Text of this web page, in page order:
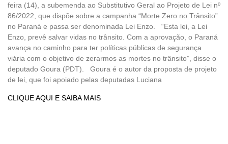
feira (14), a subemenda ao Substitutivo Geral ao Projeto de Lei nº
86/2022, que dispõe sobre a campanha “Morte Zero no Trânsito”
no Paraná e passa ser denominada Lei Enzo. “Esta lei, a Lei
Enzo, prevê salvar vidas no trânsito. Com a aprovação, o Paraná
avança no caminho para ter políticas públicas de segurança
viária com o objetivo de zerarmos as mortes no trânsito”, disse o
deputado Goura (PDT). Goura é o autor da proposta de projeto
de lei, que foi apoiado pelas deputadas Luciana
CLIQUE AQUI E SAIBA MAIS